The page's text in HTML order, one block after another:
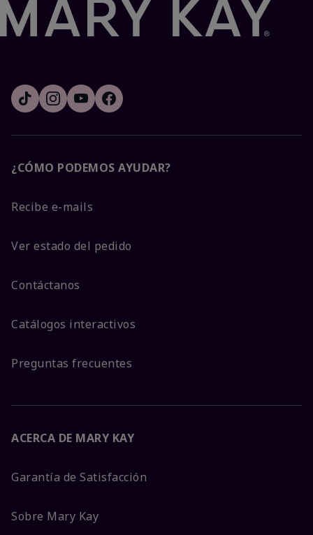
¿CÓMO PODEMOS AYUDAR?
Recibe e-mails
Ver estado del pedido
Contáctanos
Catálogos interactivos
Preguntas frecuentes
ACERCA DE MARY KAY
Garantía de Satisfacción
Sobre Mary Kay